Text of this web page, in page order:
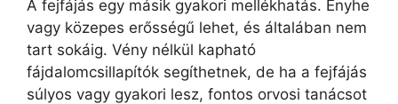
A fejfájás egy másik gyakori mellékhatás. Enyhe
vagy közepes erősségű lehet, és általában nem
tart sokáig. Vény nélkül kapható
fájdalomcsillapítók segíthetnek, de ha a fejfájás
súlyos vagy gyakori lesz, fontos orvosi tanácsot